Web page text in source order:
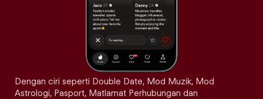
Dengan ciri seperti Double Date, Mod Muzik, Mod
Astrologi, Pasport, Matlamat Perhubungan dan